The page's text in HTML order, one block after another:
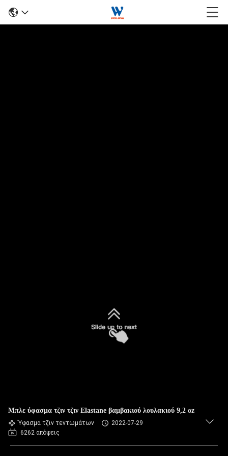
Μπλε ύφασμα τζιν τζιν Elastane βαμβακιού λουλακιού 9,2 oz
Ύφασμα τζιν τεντωμάτων
2022-07-29
6262 απόψεις